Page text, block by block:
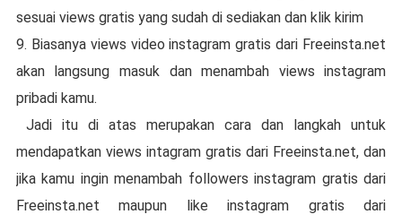
sesuai views gratis yang sudah di sediakan dan klik kirim
9. Biasanya views video instagram gratis dari Freeinsta.net
akan langsung masuk dan menambah views instagram
pribadi kamu.
Jadi itu di atas merupakan cara dan langkah untuk
mendapatkan views intagram gratis dari Freeinsta.net, dan
jika kamu ingin menambah followers instagram gratis dari
Freeinsta.net maupun like instagram gratis dari